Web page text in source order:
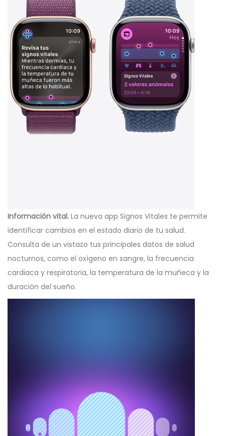
Información vital. La nueva app Signos Vitales te permite
identificar cambios en el estado diario de tu salud.
Consulta de un vistazo tus principales datos de salud
nocturnos, como el oxígeno en sangre, la frecuencia
cardiaca y respiratoria, la temperatura de la muñeca y la
duración del sueño.